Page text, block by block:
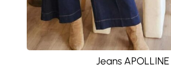
Jeans APOLLINE